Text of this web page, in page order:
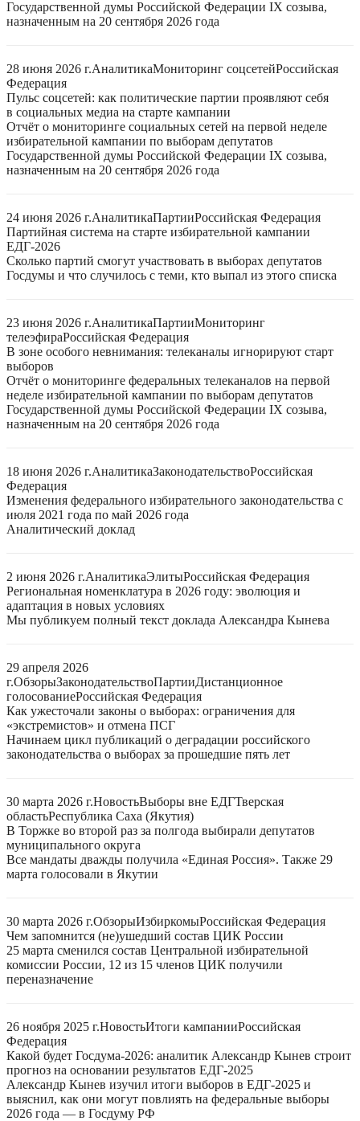
Государственной думы Российской Федерации IX созыва,
назначенным на 20 сентября 2026 года
28 июня 2026 г.АналитикаМониторинг соцсетейРоссийская
Федерация
Пульс соцсетей: как политические партии проявляют себя
в социальных медиа на старте кампании
Отчёт о мониторинге социальных сетей на первой неделе
избирательной кампании по выборам депутатов
Государственной думы Российской Федерации IX созыва,
назначенным на 20 сентября 2026 года
24 июня 2026 г.АналитикаПартииРоссийская Федерация
Партийная система на старте избирательной кампании
ЕДГ-2026
Сколько партий смогут участвовать в выборах депутатов
Госдумы и что случилось с теми, кто выпал из этого списка
23 июня 2026 г.АналитикаПартииМониторинг
телеэфираРоссийская Федерация
В зоне особого невнимания: телеканалы игнорируют старт
выборов
Отчёт о мониторинге федеральных телеканалов на первой
неделе избирательной кампании по выборам депутатов
Государственной думы Российской Федерации IX созыва,
назначенным на 20 сентября 2026 года
18 июня 2026 г.АналитикаЗаконодательствоРоссийская
Федерация
Изменения федерального избирательного законодательства с
июля 2021 года по май 2026 года
Аналитический доклад
2 июня 2026 г.АналитикаЭлитыРоссийская Федерация
Региональная номенклатура в 2026 году: эволюция и
адаптация в новых условиях
Мы публикуем полный текст доклада Александра Кынева
29 апреля 2026
г.ОбзорыЗаконодательствоПартииДистанционное
голосованиеРоссийская Федерация
Как ужесточали законы о выборах: ограничения для
«экстремистов» и отмена ПСГ
Начинаем цикл публикаций о деградации российского
законодательства о выборах за прошедшие пять лет
30 марта 2026 г.НовостьВыборы вне ЕДГТверская
областьРеспублика Саха (Якутия)
В Торжке во второй раз за полгода выбирали депутатов
муниципального округа
Все мандаты дважды получила «Единая Россия». Также 29
марта голосовали в Якутии
30 марта 2026 г.ОбзорыИзбиркомыРоссийская Федерация
Чем запомнится (не)ушедший состав ЦИК России
25 марта сменился состав Центральной избирательной
комиссии России, 12 из 15 членов ЦИК получили
переназначение
26 ноября 2025 г.НовостьИтоги кампанииРоссийская
Федерация
Какой будет Госдума-2026: аналитик Александр Кынев строит
прогноз на основании результатов ЕДГ-2025
Александр Кынев изучил итоги выборов в ЕДГ-2025 и
выяснил, как они могут повлиять на федеральные выборы
2026 года — в Госдуму РФ